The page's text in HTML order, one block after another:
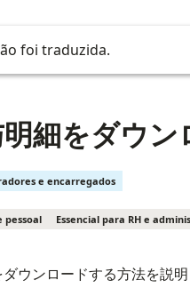
foi traduzida.
細をダウン
e encarregados
pessoal Essencial para RH e
ウンロードする方法を説明